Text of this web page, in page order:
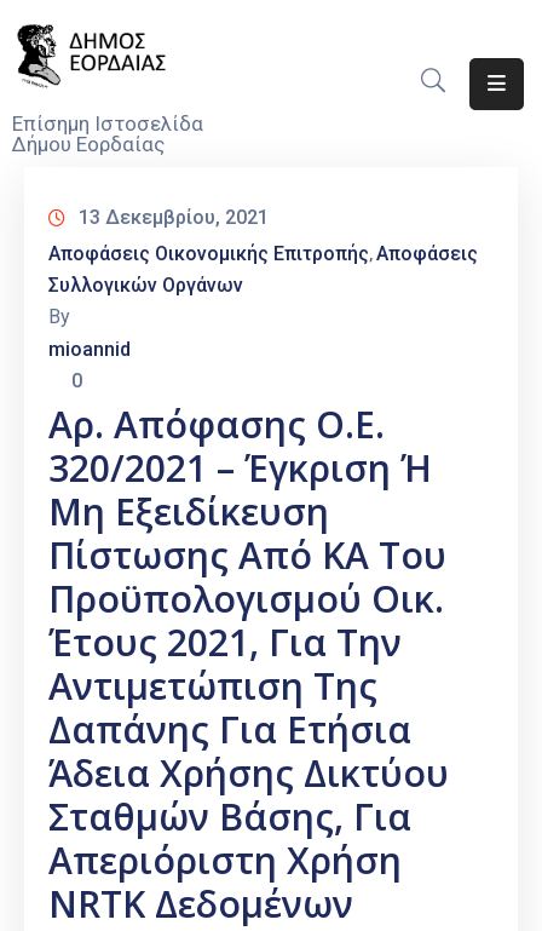
Επίσημη Ιστοσελίδα
Δήμου Εορδαίας
Νέα
Υπηρεσίες
Του
Δήμου
Προσκλήσεις
Αποφάσεις
Τηλέφωνα
Καιρός
13 Δεκεμβρίου, 2021
Αποφάσεις Οικονομικής Επιτροπής‚Αποφάσεις
Συλλογικών Οργάνων
By
mioannid
0
Αρ. Απόφασης Ο.Ε.
320/2021 – Έγκριση Ή
Μη Εξειδίκευση
Πίστωσης Από ΚΑ Του
Προϋπολογισμού Οικ.
Έτους 2021, Για Την
Αντιμετώπιση Της
Δαπάνης Για Ετήσια
Άδεια Χρήσης Δικτύου
Σταθμών Βάσης, Για
Απεριόριστη Χρήση
NRTK Δεδομένων